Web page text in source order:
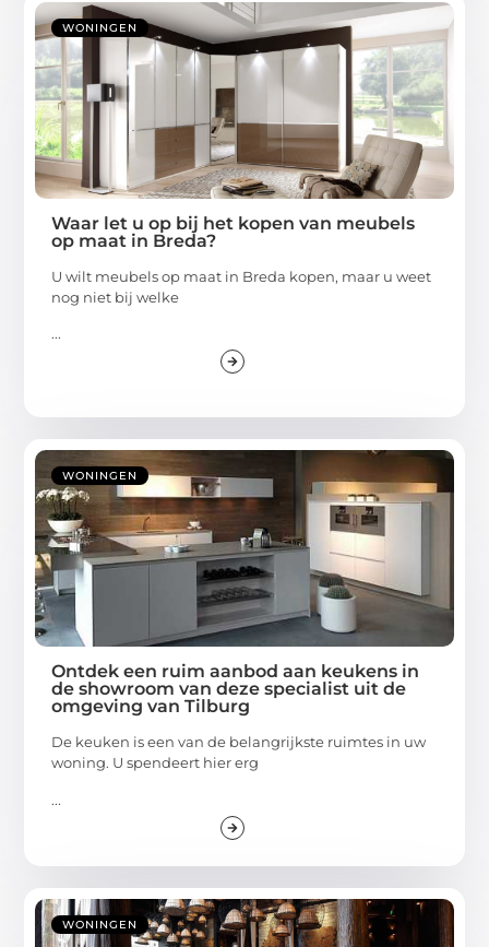
WONINGEN
Waar let u op bij het kopen van meubels
op maat in Breda?
U wilt meubels op maat in Breda kopen, maar u weet
nog niet bij welke
...
WONINGEN
Ontdek een ruim aanbod aan keukens in
de showroom van deze specialist uit de
omgeving van Tilburg
De keuken is een van de belangrijkste ruimtes in uw
woning. U spendeert hier erg
...
WONINGEN